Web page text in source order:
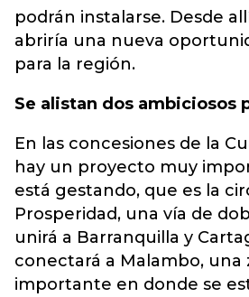
podrán instalarse. Desde
abriría una nueva
para la región.
Se alistan dos ambiciosos
En las concesiones de la
hay un proyecto muy
está gestando, que es la
Prosperidad, una vía de
unirá a Barranquilla y
conectará a Malambo, una
importante en donde se